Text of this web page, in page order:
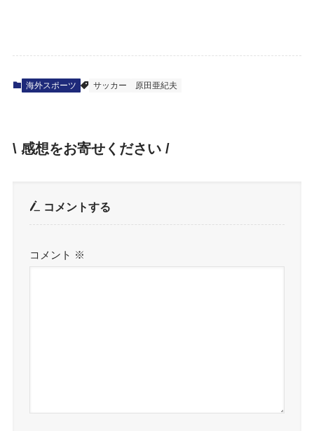
海外スポーツ サッカー 原田亜紀夫
\ 感想をお寄せください /
コメントする
コメント ※